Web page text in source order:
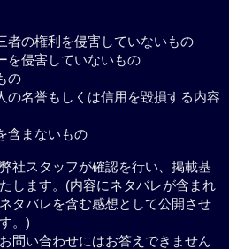
者の権利を侵害していないもの
を侵害していないもの
の
の名誉もしくは信用を毀損する内容
含まないもの
社スタッフが確認を行い、掲載基
します。(内容にネタバレが含まれ
タバレを含む感想として公開させ
。)
問い合わせにはお答えできません